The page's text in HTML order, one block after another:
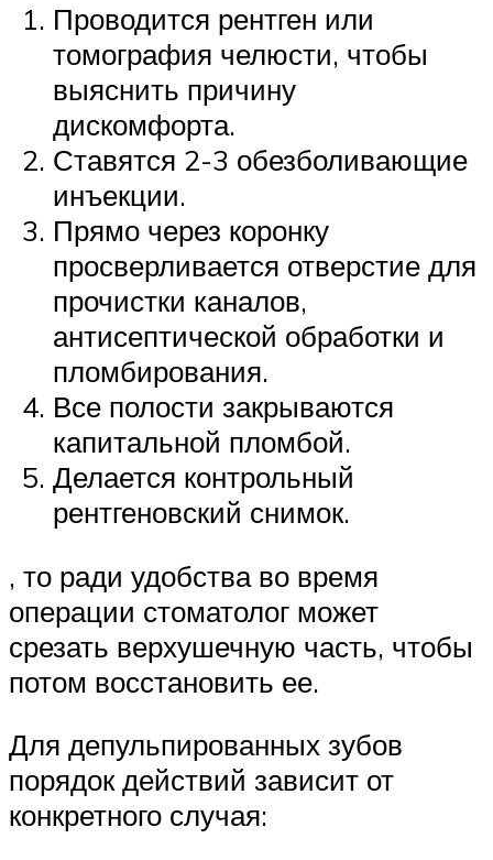
Проводится рентген или
томография челюсти, чтобы
выяснить причину
дискомфорта.
Ставятся 2-3 обезболивающие
инъекции.
Прямо через коронку
просверливается отверстие для
прочистки каналов,
антисептической обработки и
пломбирования.
Все полости закрываются
капитальной пломбой.
Делается контрольный
рентгеновский снимок.
, то ради удобства во время
операции стоматолог может
срезать верхушечную часть, чтобы
потом восстановить ее.
Для депульпированных зубов
порядок действий зависит от
конкретного случая: